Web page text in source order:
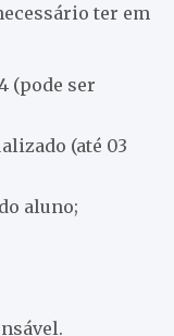
ter em
(pode ser
(até 03
aluno;